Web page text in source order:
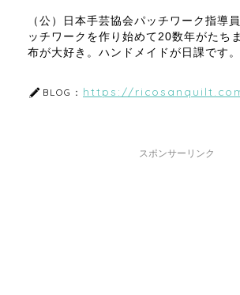
（公）日本手芸協会パッチワーク指導
ッチワークを作り始めて20数年がたち
布が大好き。ハンドメイドが日課です。
BLOG： https://
スポンサーリンク